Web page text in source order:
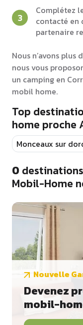
Complétez
contacté en
partenaire
Nous n’avons
nous vous
un camping en
mobil home.
Top
home proche
Monceaux sur
0
Mobil-Home
Nouvelle
Devenez
mobil-